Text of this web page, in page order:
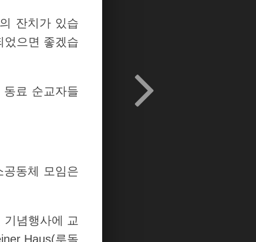
잔치가 있습
었으면 좋겠습
료 순교자들
동체 모임은
념행사에 교
Haus(루돌